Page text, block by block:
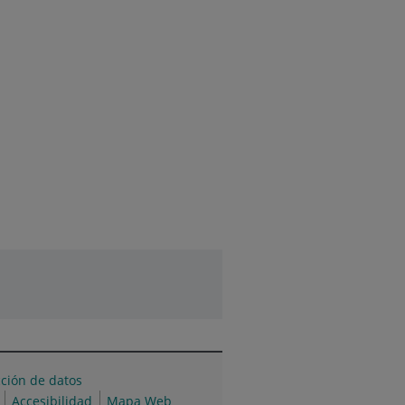
de datos
Accesibilidad
Mapa Web